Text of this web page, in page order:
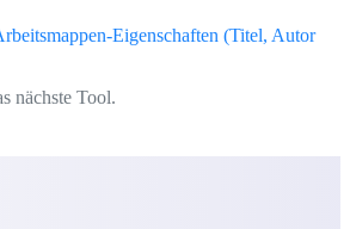
Eigenschaften (Titel, Autor
nächste Tool.